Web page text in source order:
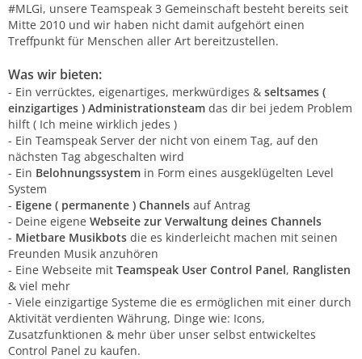
#MLGi, unsere Teamspeak 3 Gemeinschaft besteht bereits seit
Mitte 2010 und wir haben nicht damit aufgehört einen
Treffpunkt für Menschen aller Art bereitzustellen.
Was wir bieten:
- Ein verrücktes, eigenartiges, merkwürdiges & seltsames (
einzigartiges ) Administrationsteam das dir bei jedem Problem
hilft ( Ich meine wirklich jedes )
- Ein Teamspeak Server der nicht von einem Tag, auf den
nächsten Tag abgeschalten wird
- Ein Belohnungssystem in Form eines ausgeklügelten Level
System
- Eigene ( permanente ) Channels auf Antrag
- Deine eigene Webseite zur Verwaltung deines Channels
- Mietbare Musikbots die es kinderleicht machen mit seinen
Freunden Musik anzuhören
- Eine Webseite mit Teamspeak User Control Panel, Ranglisten
& viel mehr
- Viele einzigartige Systeme die es ermöglichen mit einer durch
Aktivität verdienten Währung, Dinge wie: Icons,
Zusatzfunktionen & mehr über unser selbst entwickeltes
Control Panel zu kaufen.